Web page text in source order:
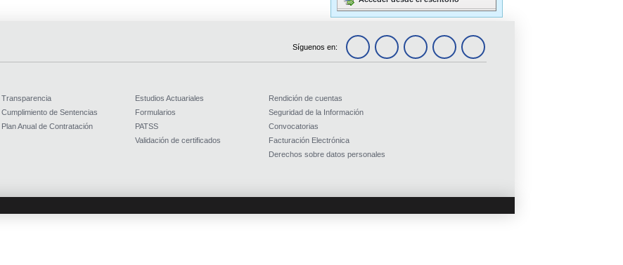
Síguenos en:
Transparencia
Cumplimiento de Sentencias
Plan Anual de Contratación
Estudios Actuariales
Formularios
PATSS
Validación de certificados
Rendición de cuentas
Seguridad de la Información
Convocatorias
Facturación Electrónica
Derechos sobre datos personales